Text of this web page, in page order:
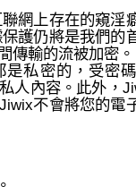
網上存在的窺淫
護仍將是我們的
傳輸的流被加密
是私密的，受密
人內容。此外，
不會將您的電